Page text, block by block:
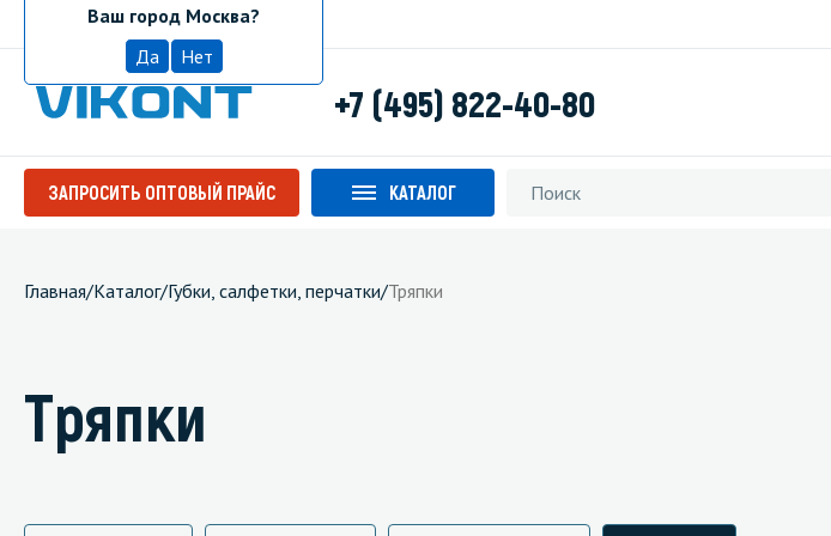
МоскваВаш город Москва?
Да
Нет
+7 (495) 822-40-80
ЗАПРОСИТЬ ОПТОВЫЙ ПРАЙС КАТАЛОГ
Главная/Каталог/Губки, салфетки, перчатки/Тряпки
Тряпки